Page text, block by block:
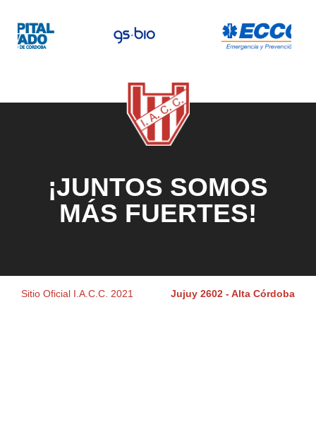
¡JUNTOS SOMOS
MÁS FUERTES!
Sitio Oficial I.A.C.C. 2021 Jujuy 2602 - Alta Córdoba